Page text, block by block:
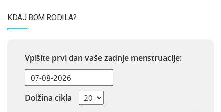
KDAJ BOM RODILA?
Vpišite prvi dan vaše zadnje menstruacije:
Dolžina cikla